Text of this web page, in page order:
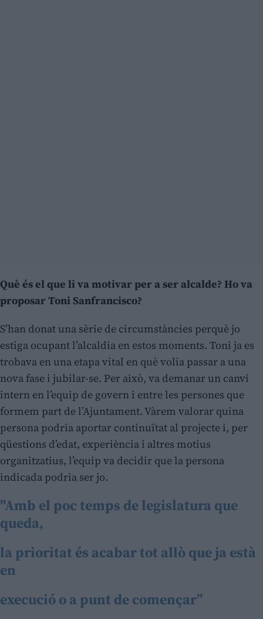
Què és el que li va motivar per a ser alcalde? Ho va
proposar Toni Sanfrancisco?
S’han donat una sèrie de circumstàncies perquè jo
estiga ocupant l’alcaldia en estos moments. Toni ja es
trobava en una etapa vital en què volia passar a una
nova fase i jubilar-se. Per això, va demanar un canvi
intern en l’equip de govern i entre les persones que
formem part de l’Ajuntament. Vàrem valorar quina
persona podria aportar continuïtat al projecte i, per
qüestions d’edat, experiència i altres motius
organitzatius, l’equip va decidir que la persona
indicada podria ser jo.
"Amb el poc temps de legislatura que
queda,
la prioritat és acabar tot allò que ja està
en
execució o a punt de començar”